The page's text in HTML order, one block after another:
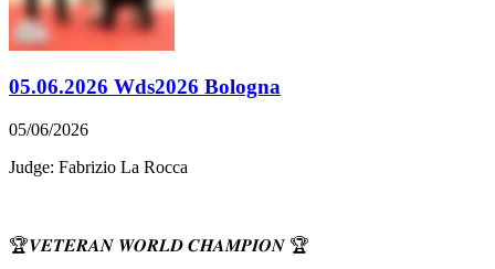
05.06.2026 Wds2026 Bologna
05/06/2026
Judge: Fabrizio La Rocca
🏆𝑽𝑬𝑻𝑬𝑹𝑨𝑵 𝑾𝑶𝑹𝑳𝑫 𝑪𝑯𝑨𝑴𝑷𝑰𝑶𝑵 🏆